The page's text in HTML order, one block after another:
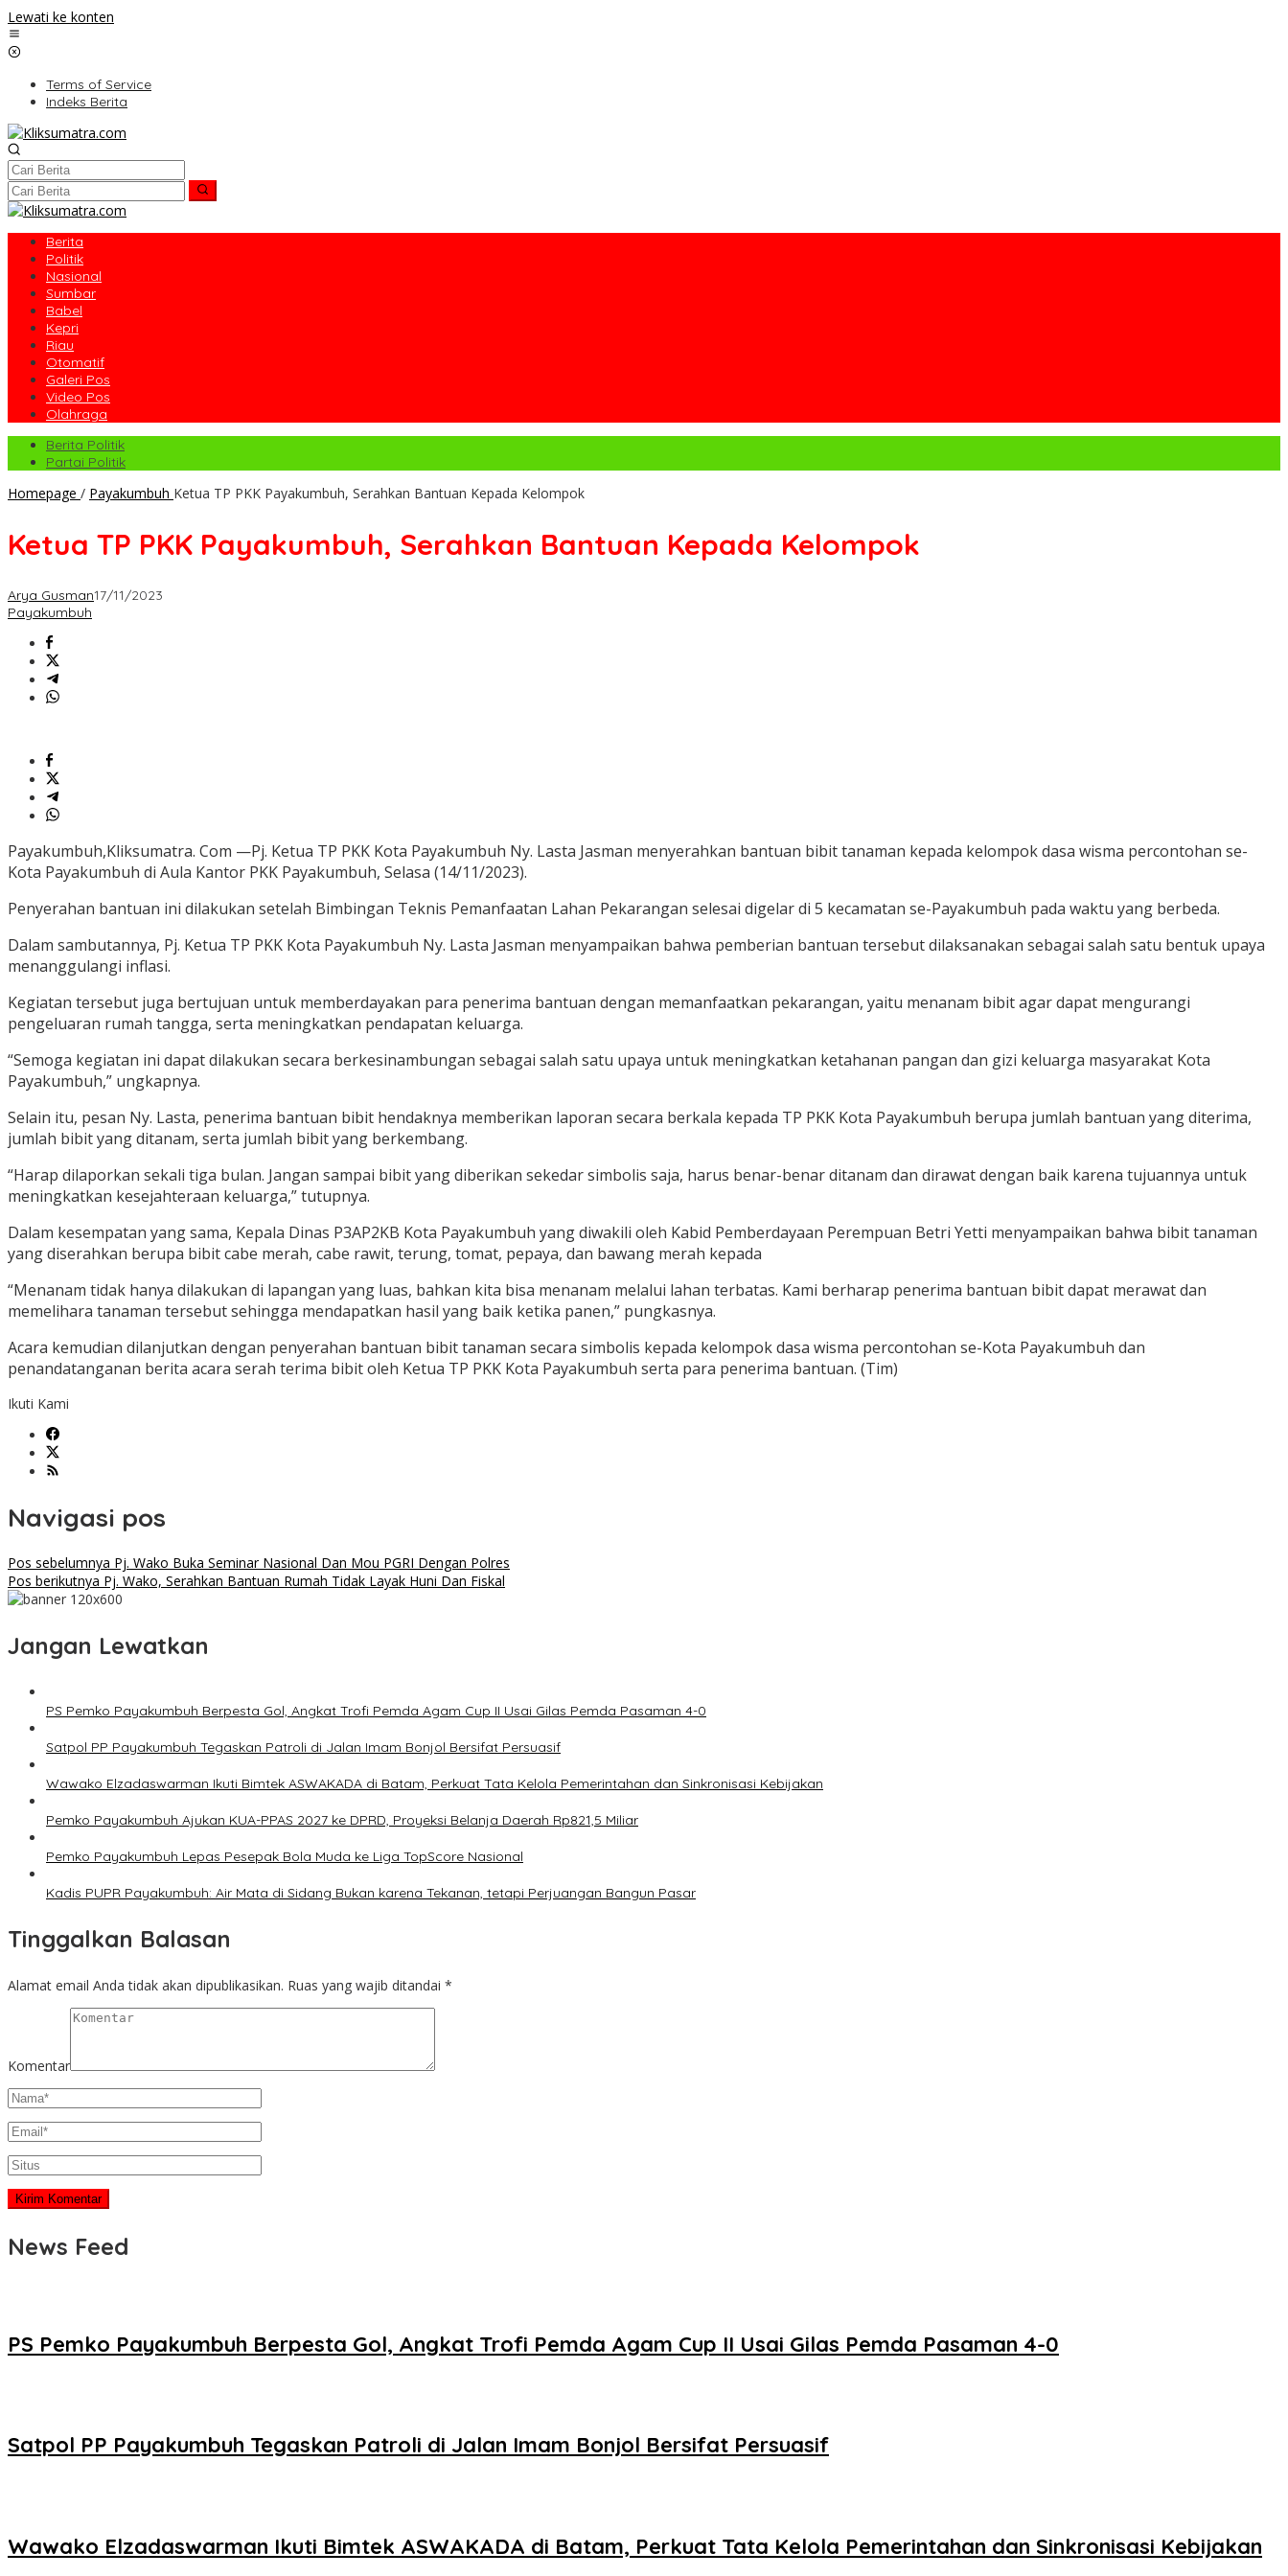
Lewati ke konten
Terms of Service
Indeks Berita
Berita
Politik
Nasional
Sumbar
Babel
Kepri
Riau
Otomatif
Galeri Pos
Video Pos
Olahraga
Berita Politik
Partai Politik
Homepage / Payakumbuh Ketua TP PKK Payakumbuh, Serahkan Bantuan Kepada Kelompok
Ketua TP PKK Payakumbuh, Serahkan Bantuan Kepada Kelompok
Arya Gusman17/11/2023
Payakumbuh
Payakumbuh,Kliksumatra. Com —Pj. Ketua TP PKK Kota Payakumbuh Ny. Lasta Jasman menyerahkan bantuan bibit tanaman kepada kelompok dasa wisma percontohan se-
Kota Payakumbuh di Aula Kantor PKK Payakumbuh, Selasa (14/11/2023).
Penyerahan bantuan ini dilakukan setelah Bimbingan Teknis Pemanfaatan Lahan Pekarangan selesai digelar di 5 kecamatan se-Payakumbuh pada waktu yang berbeda.
Dalam sambutannya, Pj. Ketua TP PKK Kota Payakumbuh Ny. Lasta Jasman menyampaikan bahwa pemberian bantuan tersebut dilaksanakan sebagai salah satu bentuk upaya
menanggulangi inflasi.
Kegiatan tersebut juga bertujuan untuk memberdayakan para penerima bantuan dengan memanfaatkan pekarangan, yaitu menanam bibit agar dapat mengurangi
pengeluaran rumah tangga, serta meningkatkan pendapatan keluarga.
“Semoga kegiatan ini dapat dilakukan secara berkesinambungan sebagai salah satu upaya untuk meningkatkan ketahanan pangan dan gizi keluarga masyarakat Kota
Payakumbuh,” ungkapnya.
Selain itu, pesan Ny. Lasta, penerima bantuan bibit hendaknya memberikan laporan secara berkala kepada TP PKK Kota Payakumbuh berupa jumlah bantuan yang diterima,
jumlah bibit yang ditanam, serta jumlah bibit yang berkembang.
“Harap dilaporkan sekali tiga bulan. Jangan sampai bibit yang diberikan sekedar simbolis saja, harus benar-benar ditanam dan dirawat dengan baik karena tujuannya untuk
meningkatkan kesejahteraan keluarga,” tutupnya.
Dalam kesempatan yang sama, Kepala Dinas P3AP2KB Kota Payakumbuh yang diwakili oleh Kabid Pemberdayaan Perempuan Betri Yetti menyampaikan bahwa bibit tanaman
yang diserahkan berupa bibit cabe merah, cabe rawit, terung, tomat, pepaya, dan bawang merah kepada
“Menanam tidak hanya dilakukan di lapangan yang luas, bahkan kita bisa menanam melalui lahan terbatas. Kami berharap penerima bantuan bibit dapat merawat dan
memelihara tanaman tersebut sehingga mendapatkan hasil yang baik ketika panen,” pungkasnya.
Acara kemudian dilanjutkan dengan penyerahan bantuan bibit tanaman secara simbolis kepada kelompok dasa wisma percontohan se-Kota Payakumbuh dan
penandatanganan berita acara serah terima bibit oleh Ketua TP PKK Kota Payakumbuh serta para penerima bantuan. (Tim)
Ikuti Kami
Navigasi pos
Pos sebelumnya Pj. Wako Buka Seminar Nasional Dan Mou PGRI Dengan Polres
Pos berikutnya Pj. Wako, Serahkan Bantuan Rumah Tidak Layak Huni Dan Fiskal
Jangan Lewatkan
PS Pemko Payakumbuh Berpesta Gol, Angkat Trofi Pemda Agam Cup II Usai Gilas Pemda Pasaman 4-0
Satpol PP Payakumbuh Tegaskan Patroli di Jalan Imam Bonjol Bersifat Persuasif
Wawako Elzadaswarman Ikuti Bimtek ASWAKADA di Batam, Perkuat Tata Kelola Pemerintahan dan Sinkronisasi Kebijakan
Pemko Payakumbuh Ajukan KUA-PPAS 2027 ke DPRD, Proyeksi Belanja Daerah Rp821,5 Miliar
Pemko Payakumbuh Lepas Pesepak Bola Muda ke Liga TopScore Nasional
Kadis PUPR Payakumbuh: Air Mata di Sidang Bukan karena Tekanan, tetapi Perjuangan Bangun Pasar
Tinggalkan Balasan
Alamat email Anda tidak akan dipublikasikan. Ruas yang wajib ditandai *
Komentar
News Feed
PS Pemko Payakumbuh Berpesta Gol, Angkat Trofi Pemda Agam Cup II Usai Gilas Pemda Pasaman 4-0
Satpol PP Payakumbuh Tegaskan Patroli di Jalan Imam Bonjol Bersifat Persuasif
Wawako Elzadaswarman Ikuti Bimtek ASWAKADA di Batam, Perkuat Tata Kelola Pemerintahan dan Sinkronisasi Kebijakan